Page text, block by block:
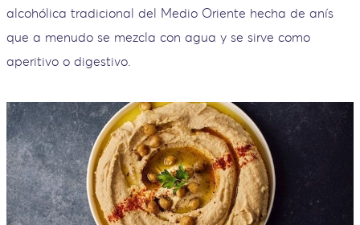
alcohólica tradicional del Medio Oriente hecha de anís
que a menudo se mezcla con agua y se sirve como
aperitivo o digestivo.